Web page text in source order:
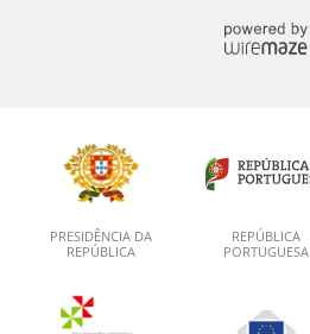
PRESIDÊNCIA DA
REPÚBLICA
REPÚBLICA
PORTUGUESA